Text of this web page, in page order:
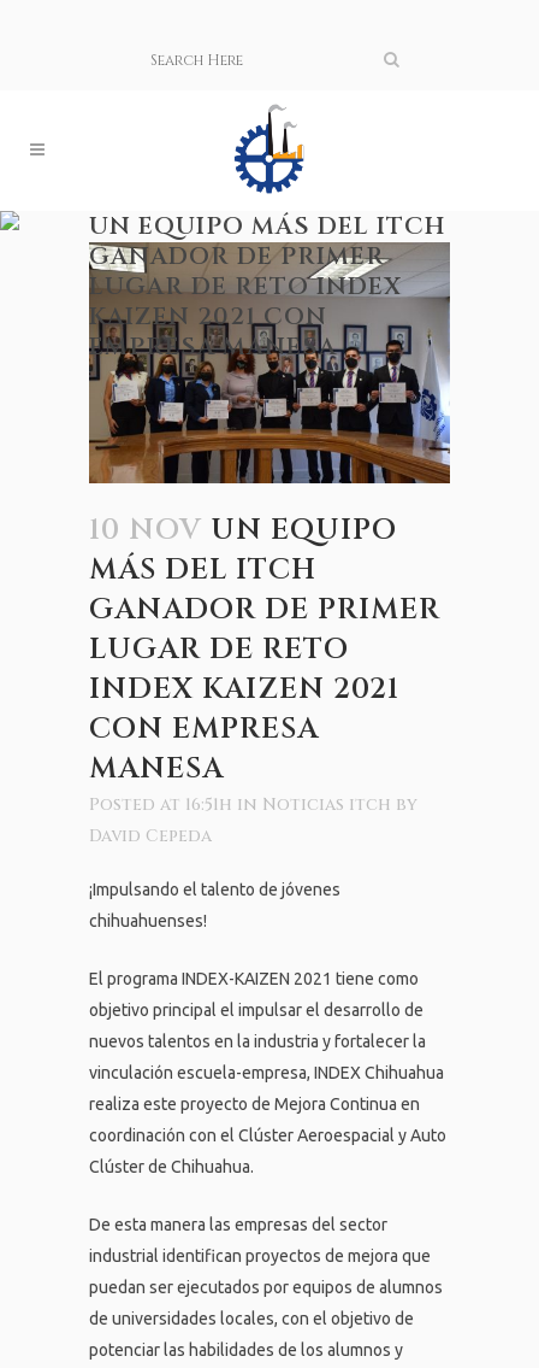
UN EQUIPO MÁS DEL ITCH
GANADOR DE PRIMER
LUGAR DE RETO INDEX
KAIZEN 2021 CON
EMPRESA MANESA
10 NOV UN EQUIPO
MÁS DEL ITCH
GANADOR DE PRIMER
LUGAR DE RETO
INDEX KAIZEN 2021
CON EMPRESA
MANESA
Posted at 16:51h in Noticias itch by
David Cepeda
¡Impulsando el talento de jóvenes
chihuahuenses!
El programa INDEX-KAIZEN 2021 tiene como
objetivo principal el impulsar el desarrollo de
nuevos talentos en la industria y fortalecer la
vinculación escuela-empresa, INDEX Chihuahua
realiza este proyecto de Mejora Continua en
coordinación con el Clúster Aeroespacial y Auto
Clúster de Chihuahua.
De esta manera las empresas del sector
industrial identifican proyectos de mejora que
puedan ser ejecutados por equipos de alumnos
de universidades locales, con el objetivo de
potenciar las habilidades de los alumnos y